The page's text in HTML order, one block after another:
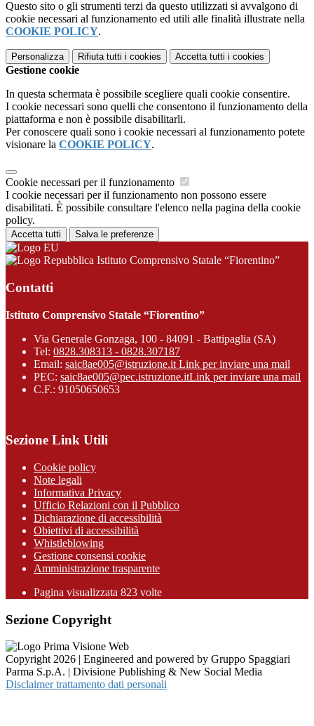
Questo sito o gli strumenti terzi da questo utilizzati si avvalgono di
cookie necessari al funzionamento ed utili alle finalità illustrate nella
COOKIE POLICY.
Personalizza Rifiuta tutti i cookies Accetta tutti i cookies
Gestione cookie
In questa schermata è possibile scegliere quali cookie consentire.
I cookie necessari sono quelli che consentono il funzionamento della
piattaforma e non è possibile disabilitarli.
Per conoscere quali sono i cookie necessari al funzionamento potete
visionare la COOKIE POLICY.
Cookie necessari per il funzionamento
I cookie necessari per il funzionamento non possono essere
disabilitati. È possibile consultare l'elenco nella pagina della cookie
policy.
Accetta tutti Salva le preferenze
Istituto Comprensivo Statale “Fiorentino”
Contatti
Istituto Comprensivo Statale “Fiorentino”
Via Generale Gonzaga, 100 - 84091 - Battipaglia (SA)
Tel: 0828.308313 - 0828.307187
Email: saic8ae005@istruzione.it Link per inviare una mail
PEC: saic8ae005@pec.istruzione.itLink per inviare una mail
C.F.: 91050650653
Sezione Link Utili
Cookie policy
Note legali
Informativa Privacy
Ufficio Relazioni con il Pubblico
Dichiarazione di accessibilità
Obiettivi di accessibilità
Whistleblowing
Gestione consensi cookie
Amministrazione trasparente
Pagina visualizzata 823 volte
Sezione Copyright
Copyright 2026 | Engineered and powered by Gruppo Spaggiari
Parma S.p.A. | Divisione Publishing & New Social Media
Disclaimer trattamento dati personali